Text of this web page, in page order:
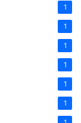
1
1
1
1
1
1